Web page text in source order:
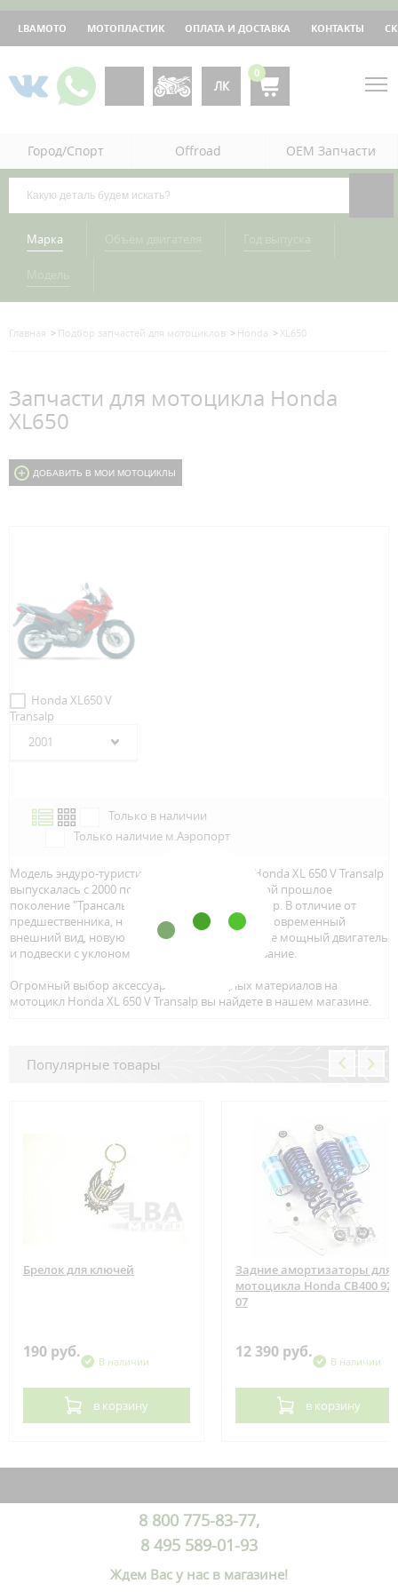
LBAMOTO МОТОПЛАСТИК ОПЛАТА И ДОСТАВКА КОНТАКТЫ
ЛК
0
Город/Спорт Offroad OEM Запчасти
Марка
Главная Подбор запчастей для мотоциклов Honda XL650
Запчасти для мотоцикла Honda
XL650
ДОБАВИТЬ В МОИ МОТОЦИКЛЫ
Honda XL650 V
Transalp
2001
Только в наличии
Только наличие м.Аэропорт
Модель эндуро-туристического мотоцикла Honda XL 650 V Transalp
выпускалась с 2000 по 2007 гг. и заменила собой прошлое
поколение "Трансальпа" - Honda XL600V Transalp. В отличие от
предшественника, новая модель имела более современный
внешний вид, новую выхлопную систему, более мощный двигатель
и подвески с уклоном на дорожное использование.
Огромный выбор аксессуаров и расходных материалов на
мотоцикл Honda XL 650 V Transalp вы найдете в нашем магазине.
Популярные товары
Брелок для ключей
190 руб.
В наличии
в корзину
Задние амортизаторы для
мотоцикла Honda CB400 92-
07
12 390 руб.
В наличии
в корзину
8 800 775-83-77,
8 495 589-01-93
Ждем Вас у нас в магазине!